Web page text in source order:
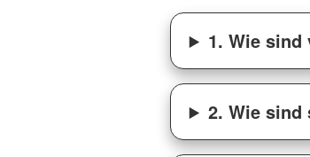
1. Wie sind
2. Wie sind